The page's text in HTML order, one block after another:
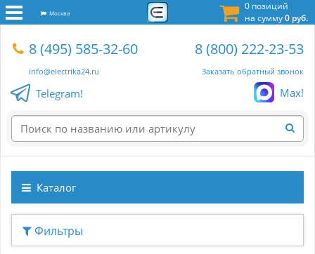
0 позиций
на сумму0 руб.
Москва
8 (495) 585-32-60
info@electrika24.ru
8 (800) 222-23-53
Заказать обратный звонок
Telegram! Max!
Каталог
Фильтры